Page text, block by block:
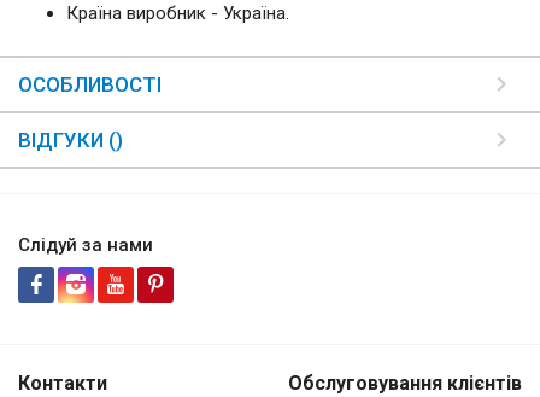
Країна виробник - Україна.
ОСОБЛИВОСТІ
ВІДГУКИ ()
Слідуй за нами
Контакти Обслуговування клієнтів